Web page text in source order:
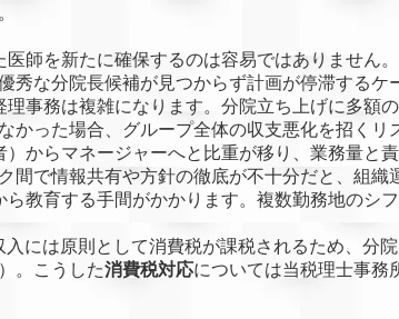
師を新たに確保するのは容易ではありません
な分院長候補が見つからず計画が停滞するケ
事務は複雑になります。分院立ち上げに多額
った場合、グループ全体の収支悪化を招くリ
からマネージャーへと比重が移り、業務量と
で情報共有や方針の徹底が不十分だと、組織
教育する手間がかかります。複数勤務地のシ
には原則として消費税が課税されるため、分
。こうした消費税対応については当税理士事務